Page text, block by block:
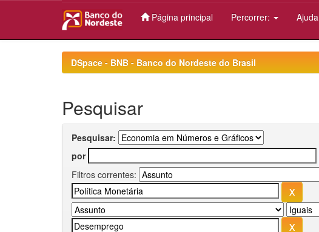
Página principal Percorrer: Ajuda
DSpace - BNB - Banco do Nordeste do Brasil
Pesquisar
Pesquisar:
por
Filtros correntes: